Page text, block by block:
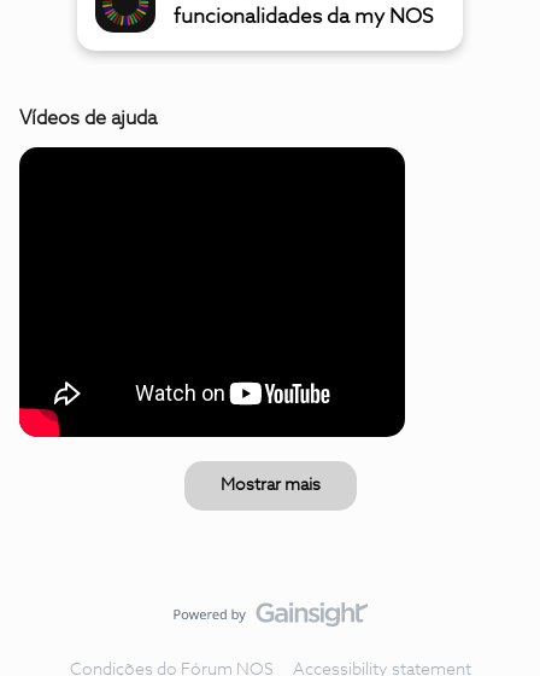
funcionalidades da my NOS
Vídeos de ajuda
Mostrar mais
Condições do Fórum NOS Accessibility statement